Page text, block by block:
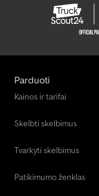
Parduoti
Kainos ir tarifai
Skelbti skelbimus
Tvarkyti skelbimus
Patikimumo ženklas